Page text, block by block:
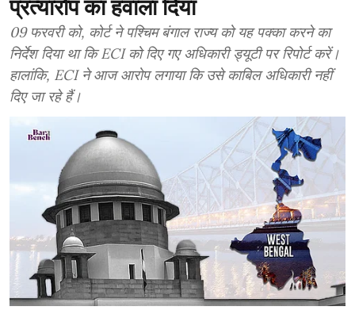
प्रत्यारोप का हवाला दिया
09 फरवरी को, कोर्ट ने पश्चिम बंगाल राज्य को यह पक्का करने का
निर्देश दिया था कि ECI को दिए गए अधिकारी ड्यूटी पर रिपोर्ट करें।
हालांकि, ECI ने आज आरोप लगाया कि उसे काबिल अधिकारी नहीं
दिए जा रहे हैं।